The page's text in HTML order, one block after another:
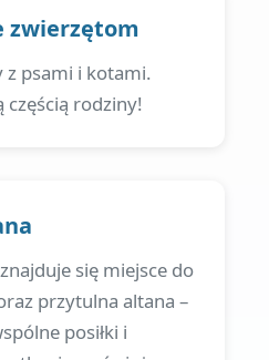
zwierzętom
z psami i kotami.
częścią rodziny!
się miejsce do
przytulna altana –
posiłki i